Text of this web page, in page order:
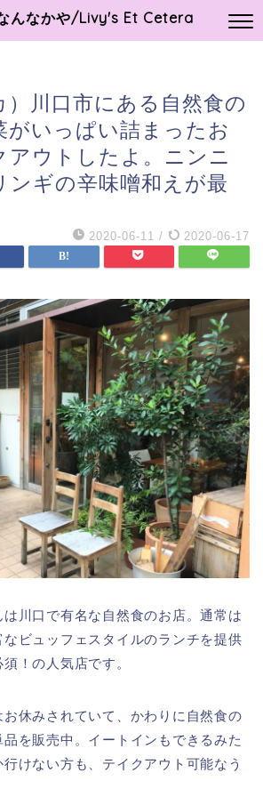
んなかや/Livy's Et Cetera
）川口市にある自然食の
がいっぱい詰まったお
アウトしたよ。ニンニ
ンギの辛味噌和えが最
2020-06-11 / 2020-06-17
川口で有名な自然食のお店。通常は
ビュッフェスタイルのランチを提供
！の人気店です。
休みされていて、かわりに自然食の
を販売中。イートインもできるみた
けない方も、テイクアウト可能なう